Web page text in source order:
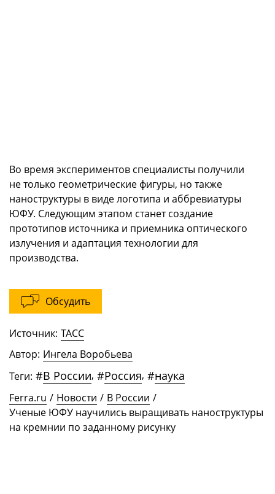
Во время экспериментов специалисты получили
не только геометрические фигуры, но также
наноструктуры в виде логотипа и аббревиатуры
ЮФУ. Следующим этапом станет создание
прототипов источника и приемника оптического
излучения и адаптация технологии для
производства.
Обсудить
Источник: ТАСС
Автор: Ингела Воробьева
Теги: #В России, #Россия, #наука
Ferra.ru / Новости / В России /
Ученые ЮФУ научились выращивать наноструктуры
на кремнии по заданному рисунку